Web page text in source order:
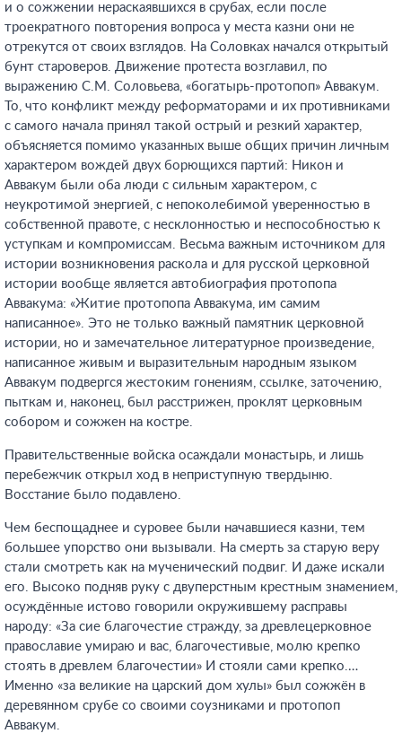
и о сожжении нераскаявшихся в срубах, если после
троекратного повторения вопроса у места казни они не
отрекутся от своих взглядов. На Соловках начался открытый
бунт староверов. Движение протеста возглавил, по
выражению С.М. Соловьева, «богатырь-протопоп» Аввакум.
То, что конфликт между реформаторами и их противниками
с самого начала принял такой острый и резкий характер,
объясняется помимо указанных выше общих причин личным
характером вождей двух борющихся партий: Никон и
Аввакум были оба люди с сильным характером, с
неукротимой энергией, с непоколебимой уверенностью в
собственной правоте, с несклонностью и неспособностью к
уступкам и компромиссам. Весьма важным источником для
истории возникновения раскола и для русской церковной
истории вообще является автобиография протопопа
Аввакума: «Житие протопопа Аввакума, им самим
написанное». Это не только важный памятник церковной
истории, но и замечательное литературное произведение,
написанное живым и выразительным народным языком
Аввакум подвергся жестоким гонениям, ссылке, заточению,
пыткам и, наконец, был расстрижен, проклят церковным
собором и сожжен на костре.
Правительственные войска осаждали монастырь, и лишь
перебежчик открыл ход в неприступную твердыню.
Восстание было подавлено.
Чем беспощаднее и суровее были начавшиеся казни, тем
большее упорство они вызывали. На смерть за старую веру
стали смотреть как на мученический подвиг. И даже искали
его. Высоко подняв руку с двуперстным крестным знамением,
осуждённые истово говорили окружившему расправы
народу: «За сие благочестие стражду, за древлецерковное
православие умираю и вас, благочестивые, молю крепко
стоять в древлем благочестии» И стояли сами крепко.…
Именно «за великие на царский дом хулы» был сожжён в
деревянном срубе со своими соузниками и протопоп
Аввакум.